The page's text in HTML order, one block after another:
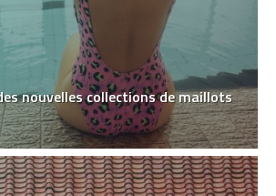
nouvelles collections de maillots